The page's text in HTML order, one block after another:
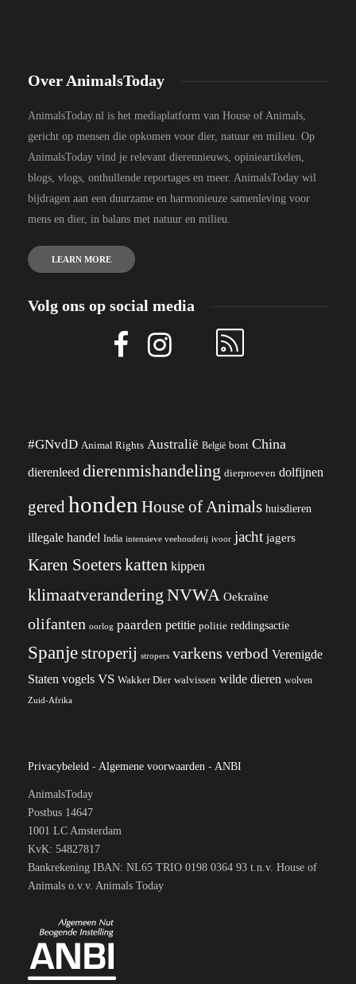
Over AnimalsToday
AnimalsToday.nl is het mediaplatform van House of Animals,
gericht op mensen die opkomen voor dier, natuur en milieu. Op
AnimalsToday vind je relevant dierennieuws, opinieartikelen,
blogs, vlogs, onthullende reportages en meer. AnimalsToday wil
bijdragen aan een duurzame en harmonieuze samenleving voor
mens en dier, in balans met natuur en milieu.
LEARN MORE
Volg ons op social media
#GNvdD Animal Rights Australië België bont China
dierenleed dierenmishandeling dierproeven dolfijnen
geredhonden House of Animals huisdieren
illegale handel India intensieve veehouderij ivoor jacht jagers
Karen Soeterskatten kippen
klimaatverandering NVWA Oekraïne
olifanten oorlog paarden petitie politie reddingsactie
Spanjestroperij stropers varkens verbod Verenigde
Staten vogels VS Wakker Dier walvissen wilde dieren wolven
Zuid-Afrika
Privacybeleid - Algemene voorwaarden - ANBI
AnimalsToday
Postbus 14647
1001 LC Amsterdam
KvK: 54827817
Bankrekening IBAN: NL65 TRIO 0198 0364 93 t.n.v. House of
Animals o.v.v. Animals Today